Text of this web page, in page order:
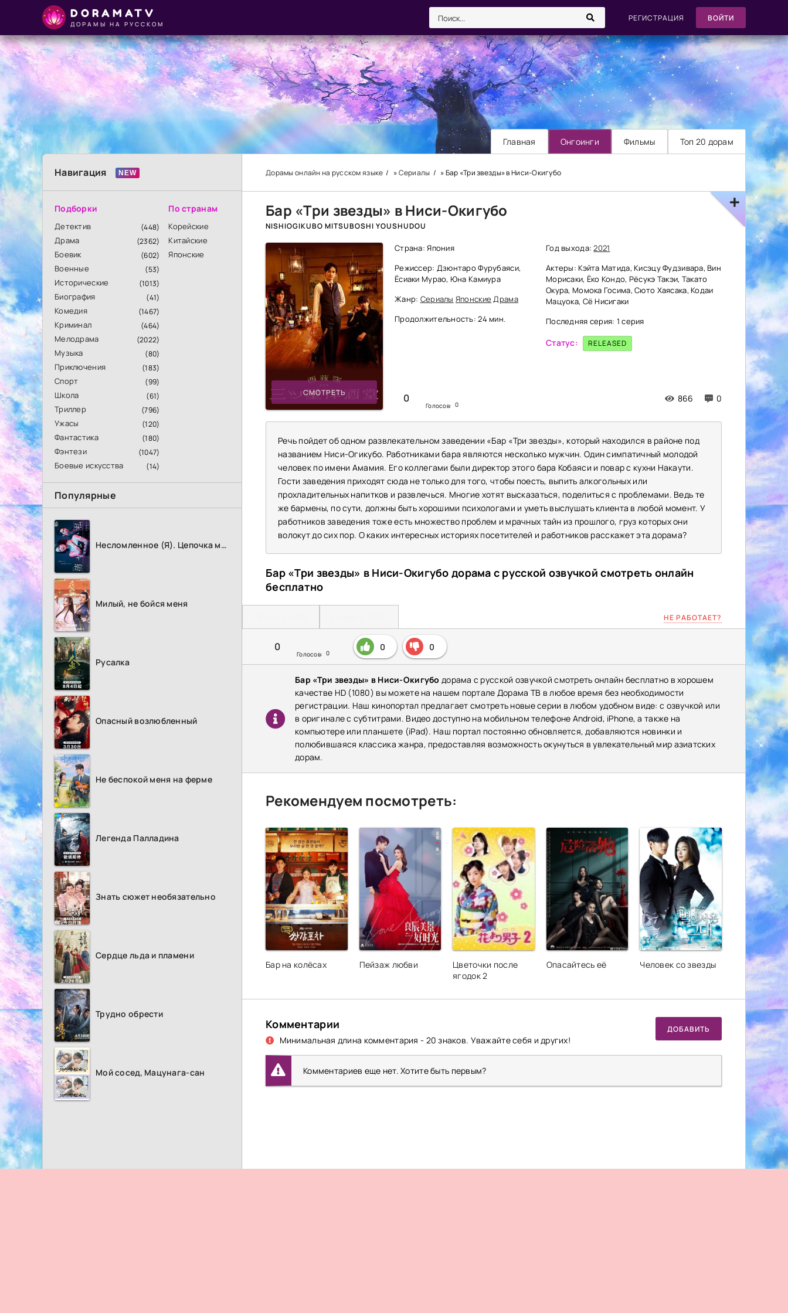
DORAMATV
ДОРАМЫ НА РУССКОМ
РЕГИСТРАЦИЯ ВОЙТИ
Главная Онгоинги Фильмы Топ 20 дорам
Навигация
Подборки
Детектив (448)
Драма (2362)
Боевик (602)
Военные (53)
Исторические (1013)
Биография (41)
Комедия (1467)
Криминал (464)
Мелодрама (2022)
Музыка (80)
Приключения (183)
Спорт (99)
Школа (61)
Триллер (796)
Ужасы (120)
Фантастика (180)
Фэнтези (1047)
Боевые искусства (14)
По странам
Корейские
Китайские
Японские
Популярные
Несломленное (Я). Цепочка мести
Милый, не бойся меня
Русалка
Опасный возлюбленный
Не беспокой меня на ферме
Легенда Палладина
Знать сюжет необязательно
Сердце льда и пламени
Трудно обрести
Мой сосед, Мацунага-сан
Дорамы онлайн на русском языке »Сериалы » Бар «Три звезды» в Ниси-Окигубо
Бар «Три звезды» в Ниси-Окигубо
NISHIOGIKUBO MITSUBOSHI YOUSHUDOU
СМОТРЕТЬ
Страна: Япония
Режиссер: Дзюнтаро Фурубаяси,
Ёсиаки Мурао, Юна Камиура
Жанр: Сериалы Японские Драма
Продолжительность: 24 мин.
0
Голосов: 0
866 0
Год выхода:2021
Актеры: Кэйта Матида, Кисэцу Фудзивара, Вин
Морисаки, Ёко Кондо, Рёсукэ Такэи, Такато
Окура, Момока Госима, Сюто Хаясака, Кодаи
Мацуока, Сё Нисигаки
Последняя серия: 1 серия
Статус: RELEASED
Речь пойдет об одном развлекательном заведении «Бар «Три звезды», который находился в районе под
названием Ниси-Огикубо. Работниками бара являются несколько мужчин. Один симпатичный молодой
человек по имени Амамия. Его коллегами были директор этого бара Кобаяси и повар с кухни Накаути.
Гости заведения приходят сюда не только для того, чтобы поесть, выпить алкогольных или
прохладительных напитков и развлечься. Многие хотят высказаться, поделиться с проблемами. Ведь те
же бармены, по сути, должны быть хорошими психологами и уметь выслушать клиента в любой момент. У
работников заведения тоже есть множество проблем и мрачных тайн из прошлого, груз которых они
волокут до сих пор. О каких интересных историях посетителей и работников расскажет эта дорама?
Бар «Три звезды» в Ниси-Окигубо дорама с русской озвучкой смотреть онлайн
бесплатно
НЕ РАБОТАЕТ?
0
Голосов: 0
0 0
Бар «Три звезды» в Ниси-Окигубо дорама с русской озвучкой смотреть онлайн бесплатно в хорошем
качестве HD (1080) вы можете на нашем портале Дорама ТВ в любое время без необходимости
регистрации. Наш кинопортал предлагает смотреть новые серии в любом удобном виде: с озвучкой или
в оригинале с субтитрами. Видео доступно на мобильном телефоне Android, iPhone, а также на
компьютере или планшете (iPad). Наш портал постоянно обновляется, добавляются новинки и
полюбившаяся классика жанра, предоставляя возможность окунуться в увлекательный мир азиатских
дорам.
Рекомендуем посмотреть:
Бар на колёсах Пейзаж любви
Цветочки после
ягодок 2
Опасайтесь её Человек со звезды
Комментарии
Минимальная длина комментария - 20 знаков. Уважайте себя и других!
ДОБАВИТЬ
Комментариев еще нет. Хотите быть первым?